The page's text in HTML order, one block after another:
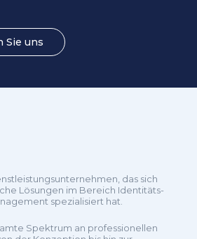
Sie uns
das sich
Lösungen im Bereich Identitäts-
spezialisiert hat.
Spektrum an professionellen